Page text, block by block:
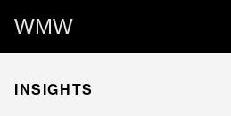
WMW
INSIGHTS